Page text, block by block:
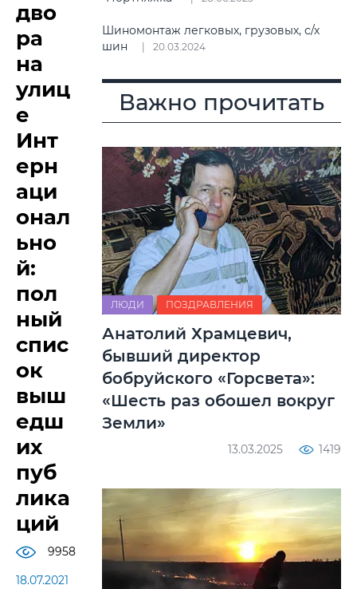
дво
ра
на
улиц
е
Инт
ерн
аци
онал
ьно
й:
пол
ный
спис
ок
выш
едш
их
пуб
лика
ций
9958
18.07.2021
Шиномонтаж легковых, грузовых, с/х
шин
20.03.2024
Важно прочитать
ЛЮДИ ПОЗДРАВЛЕНИЯ
Анатолий Храмцевич,
бывший директор
бобруйского «Горсвета»:
«Шесть раз обошел вокруг
Земли»
13.03.2025 1419